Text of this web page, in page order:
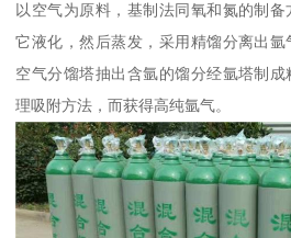
以空气为原料，基制法同氧和氮的制
它液化，然后蒸发，采用精馏分离出
空气分馏塔抽出含氩的馏分经氩塔制
理吸附方法，而获得高纯氩气。